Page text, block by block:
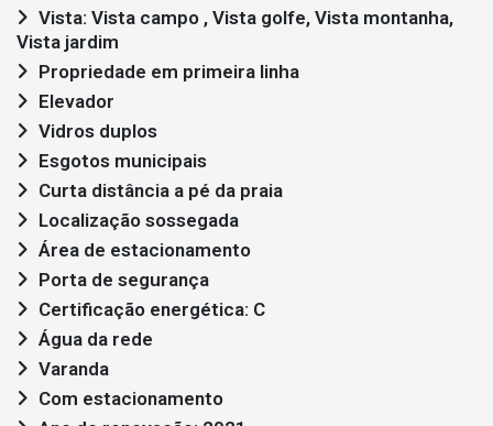
Vista jardim
Propriedade em primeira linha
Elevador
Vidros duplos
Esgotos municipais
Curta distância a pé da praia
Localização sossegada
Área de estacionamento
Porta de segurança
Certificação energética: C
Água da rede
Varanda
Com estacionamento